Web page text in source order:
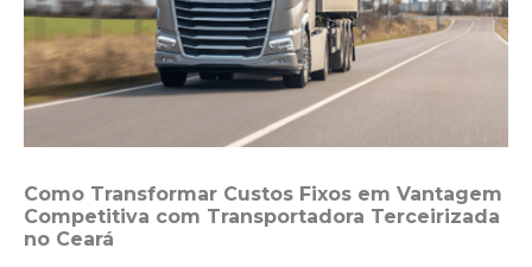
Como Transformar Custos Fixos em Vantagem
Competitiva com Transportadora Terceirizada
no Ceará